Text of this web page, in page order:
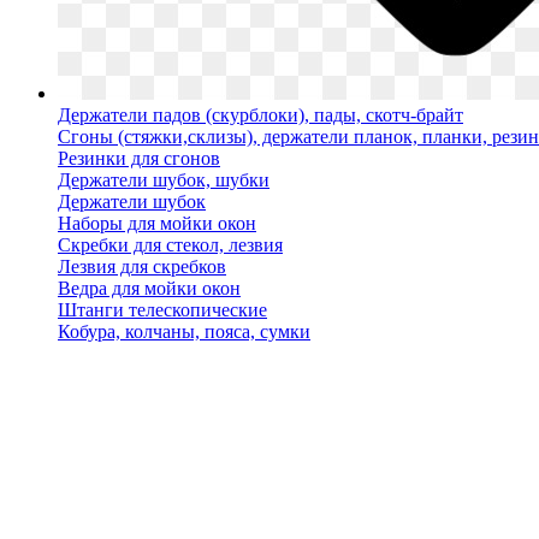
Держатели падов (скурблоки), пады, скотч-брайт
Сгоны (стяжки,склизы), держатели планок, планки,
Резинки для сгонов
Держатели шубок, шубки
Держатели шубок
Наборы для мойки окон
Скребки для стекол, лезвия
Лезвия для скребков
Ведра для мойки окон
Штанги телескопические
Кобура, колчаны, пояса, сумки